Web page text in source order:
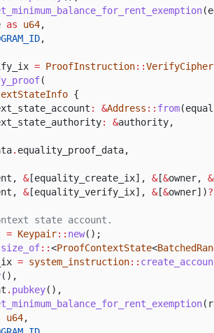
as u64,
,
= ProofInstruction::
(
{
: &Address :: from
: &authority,
. equality_proof_data,
&[equality_create_ix], &[&owner, &
&[equality_verify_ix], &[&owner])?
state account.
= Keypair:: new();
size_of::<ProofContextState<
= system_instruction::
(),
. pubkey(),
u64,